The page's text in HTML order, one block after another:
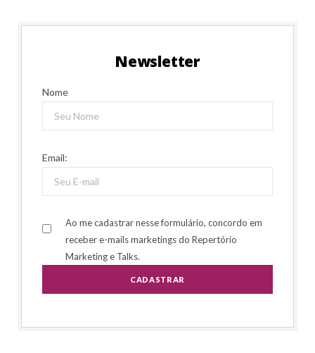
Newsletter
Nome
Email:
Ao me cadastrar nesse formulário, concordo em
receber e-mails marketings do Repertório
Marketing e Talks.